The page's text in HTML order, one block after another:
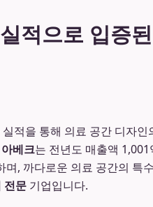
적으로 입증
적을 통해 의료 공간 디자인
아베크는 전년도 매출액 1,001
, 까다로운 의료 공간의 특
전문 기업입니다.